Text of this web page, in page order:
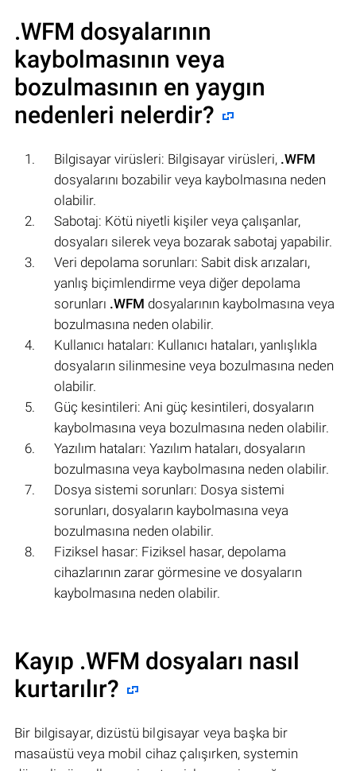
.WFM dosyalarının
kaybolmasının veya
bozulmasının en yaygın
nedenleri nelerdir?
Bilgisayar virüsleri: Bilgisayar virüsleri, .WFM
dosyalarını bozabilir veya kaybolmasına neden
olabilir.
Sabotaj: Kötü niyetli kişiler veya çalışanlar,
dosyaları silerek veya bozarak sabotaj yapabilir.
Veri depolama sorunları: Sabit disk arızaları,
yanlış biçimlendirme veya diğer depolama
sorunları .WFM dosyalarının kaybolmasına veya
bozulmasına neden olabilir.
Kullanıcı hataları: Kullanıcı hataları, yanlışlıkla
dosyaların silinmesine veya bozulmasına neden
olabilir.
Güç kesintileri: Ani güç kesintileri, dosyaların
kaybolmasına veya bozulmasına neden olabilir.
Yazılım hataları: Yazılım hataları, dosyaların
bozulmasına veya kaybolmasına neden olabilir.
Dosya sistemi sorunları: Dosya sistemi
sorunları, dosyaların kaybolmasına veya
bozulmasına neden olabilir.
Fiziksel hasar: Fiziksel hasar, depolama
cihazlarının zarar görmesine ve dosyaların
kaybolmasına neden olabilir.
Kayıp .WFM dosyaları nasıl
kurtarılır?
Bir bilgisayar, dizüstü bilgisayar veya başka bir
masaüstü veya mobil cihaz çalışırken, systemin